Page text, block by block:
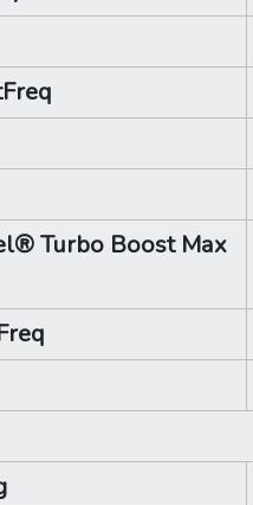
Turbo Boost Max